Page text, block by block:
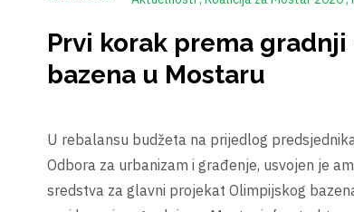
Aktuelnosti Koalicija za Mostar 2020 Najave
Prvi korak prema
bazena u Mostaru
U rebalansu budžeta na prijedlog
Odbora za urbanizam i građenje, usvojen je
sredstva za glavni projekat Olimpijskog